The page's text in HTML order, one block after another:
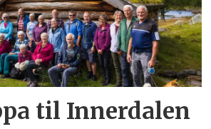
til Innerdalen